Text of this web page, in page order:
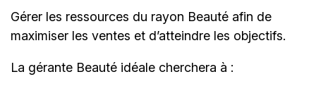
Gérer les ressources du rayon Beauté afin de
maximiser les ventes et d’atteindre les objectifs.
La gérante Beauté idéale cherchera à :